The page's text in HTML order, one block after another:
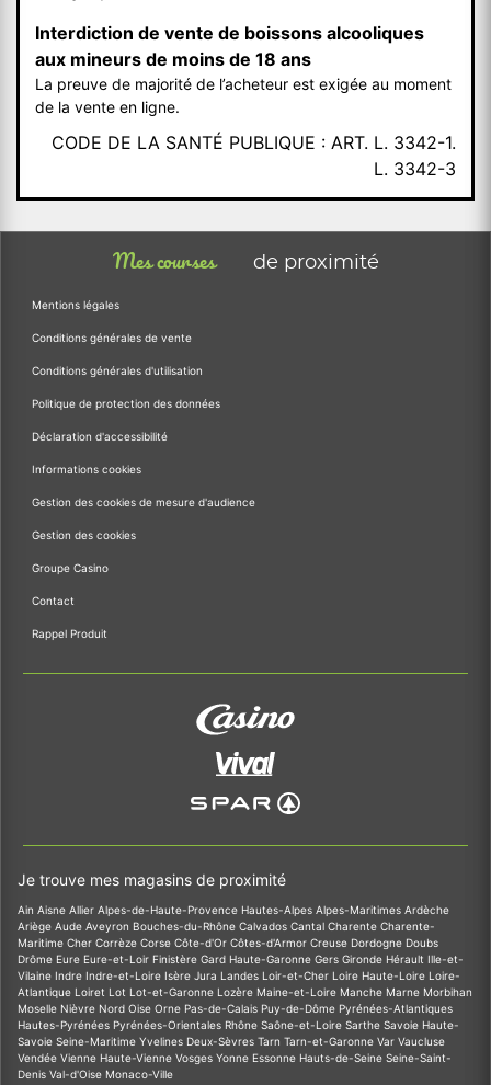
Interdiction de vente de boissons alcooliques
aux mineurs de moins de 18 ans
La preuve de majorité de l’acheteur est exigée au moment
de la vente en ligne.
CODE DE LA SANTÉ PUBLIQUE : ART. L. 3342-1.
L. 3342-3
Mes courses de proximité
Mentions légales
Conditions générales de vente
Conditions générales d'utilisation
Politique de protection des données
Déclaration d'accessibilité
Informations cookies
Gestion des cookies de mesure d'audience
Gestion des cookies
Groupe Casino
Contact
Rappel Produit
Je trouve mes magasins de proximité
Ain Aisne Allier Alpes-de-Haute-Provence Hautes-Alpes Alpes-Maritimes Ardèche
Ariège Aude Aveyron Bouches-du-Rhône Calvados Cantal Charente Charente-
Maritime Cher Corrèze Corse Côte-d'Or Côtes-d'Armor Creuse Dordogne Doubs
Drôme Eure Eure-et-Loir Finistère Gard Haute-Garonne Gers Gironde Hérault Ille-et-
Vilaine Indre Indre-et-Loire Isère Jura Landes Loir-et-Cher Loire Haute-Loire Loire-
Atlantique Loiret Lot Lot-et-Garonne Lozère Maine-et-Loire Manche Marne Morbihan
Moselle Nièvre Nord Oise Orne Pas-de-Calais Puy-de-Dôme Pyrénées-Atlantiques
Hautes-Pyrénées Pyrénées-Orientales Rhône Saône-et-Loire Sarthe Savoie Haute-
Savoie Seine-Maritime Yvelines Deux-Sèvres Tarn Tarn-et-Garonne Var Vaucluse
Vendée Vienne Haute-Vienne Vosges Yonne Essonne Hauts-de-Seine Seine-Saint-
Denis Val-d'Oise Monaco-Ville